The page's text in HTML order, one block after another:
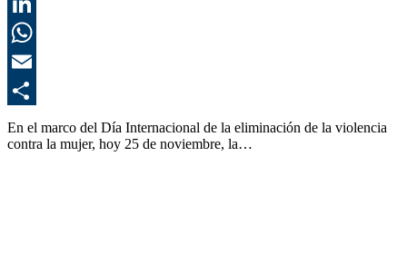
En el marco del Día Internacional de la eliminación de la violencia
contra la mujer, hoy 25 de noviembre, la…